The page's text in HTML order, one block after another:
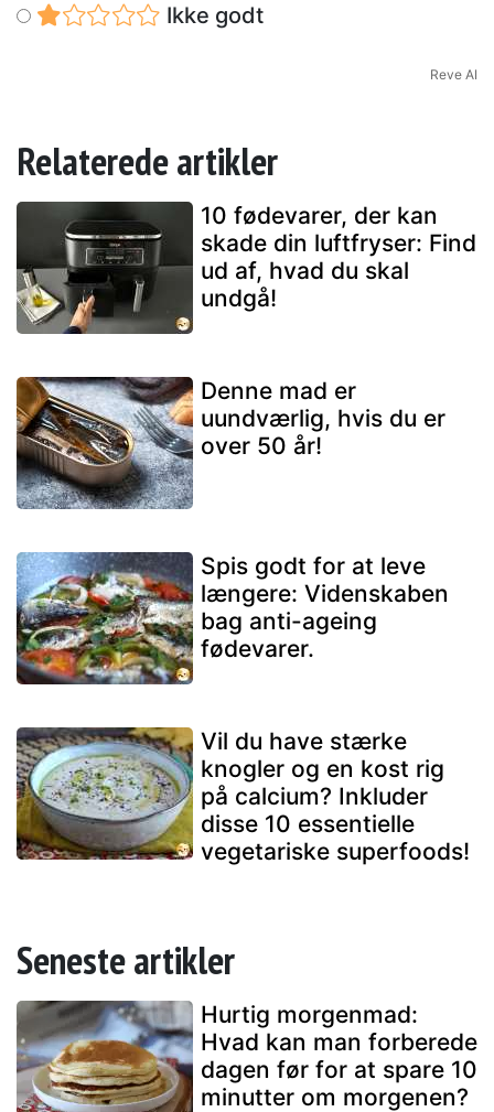
Ikke godt
Reve AI
Relaterede artikler
10 fødevarer, der kan
skade din luftfryser: Find
ud af, hvad du skal
undgå!
Denne mad er
uundværlig, hvis du er
over 50 år!
Spis godt for at leve
længere: Videnskaben
bag anti-ageing
fødevarer.
Vil du have stærke
knogler og en kost rig
på calcium? Inkluder
disse 10 essentielle
vegetariske superfoods!
Seneste artikler
Hurtig morgenmad:
Hvad kan man forberede
dagen før for at spare 10
minutter om morgenen?